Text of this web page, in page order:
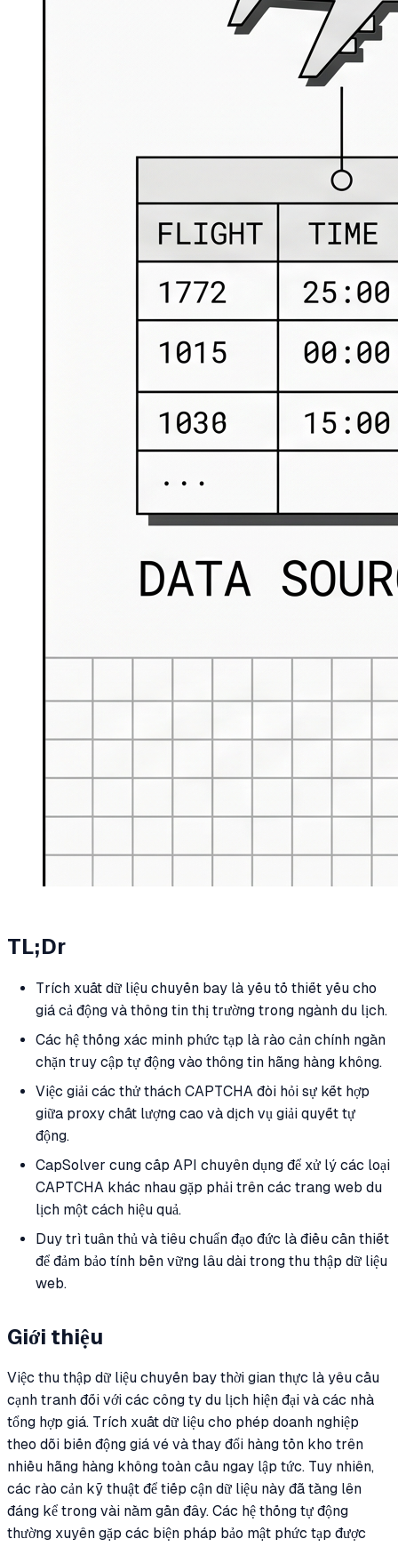
TL;Dr
Trích xuất dữ liệu chuyến bay là yếu tố thiết yếu cho
giá cả động và thông tin thị trường trong ngành du lịch.
Các hệ thống xác minh phức tạp là rào cản chính ngăn
chặn truy cập tự động vào thông tin hãng hàng không.
Việc giải các thử thách CAPTCHA đòi hỏi sự kết hợp
giữa proxy chất lượng cao và dịch vụ giải quyết tự
động.
CapSolver cung cấp API chuyên dụng để xử lý các loại
CAPTCHA khác nhau gặp phải trên các trang web du
lịch một cách hiệu quả.
Duy trì tuân thủ và tiêu chuẩn đạo đức là điều cần thiết
để đảm bảo tính bền vững lâu dài trong thu thập dữ liệu
web.
Giới thiệu
Việc thu thập dữ liệu chuyến bay thời gian thực là yêu cầu
cạnh tranh đối với các công ty du lịch hiện đại và các nhà
tổng hợp giá. Trích xuất dữ liệu cho phép doanh nghiệp
theo dõi biến động giá vé và thay đổi hàng tồn kho trên
nhiều hãng hàng không toàn cầu ngay lập tức. Tuy nhiên,
các rào cản kỹ thuật để tiếp cận dữ liệu này đã tăng lên
đáng kể trong vài năm gần đây. Các hệ thống tự động
thường xuyên gặp các biện pháp bảo mật phức tạp được